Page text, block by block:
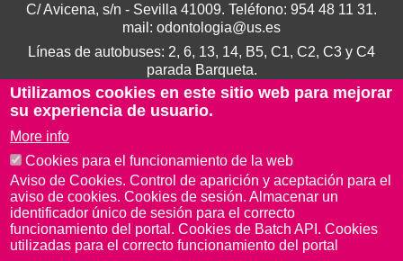
C/ Avicena, s/n - Sevilla 41009. Teléfono: 954 48 11 31.
mail: odontologia@us.es
Líneas de autobuses: 2, 6, 13, 14, B5, C1, C2, C3 y C4
parada Barqueta.
Utilizamos cookies en este sitio web para mejorar
su experiencia de usuario.
More info
Cookies para el funcionamiento de la web
Aviso de Cookies. Control de aparición y aceptación para el
aviso de cookies. Cookies de sesión. Almacenar un
identificador único de sesión para el correcto
funcionamiento del portal. Cookies de Batch API. Cookies
utilizadas para el correcto funcionamiento del portal